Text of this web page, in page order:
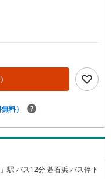
料）
駅 バス12分 碁石浜 バス停下